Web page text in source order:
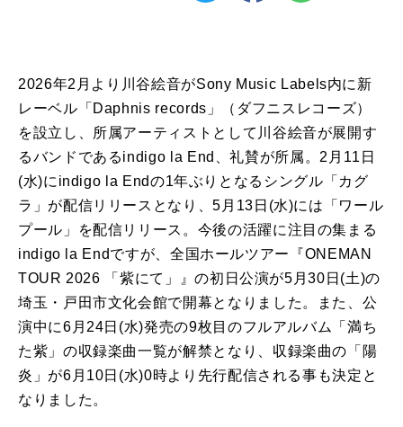
2026年2月より川谷絵音がSony Music Labels内に新
レーベル「Daphnis records」（ダフニスレコーズ）
を設立し、所属アーティストとして川谷絵音が展開す
るバンドであるindigo la End、礼賛が所属。2月11日
(水)にindigo la Endの1年ぶりとなるシングル「カグ
ラ」が配信リリースとなり、5月13日(水)には「ワール
プール」を配信リリース。今後の活躍に注目の集まる
indigo la Endですが、全国ホールツアー『ONEMAN
TOUR 2026 「紫にて」』の初日公演が5月30日(土)の
埼玉・戸田市文化会館で開幕となりました。また、公
演中に6月24日(水)発売の9枚目のフルアルバム「満ち
た紫」の収録楽曲一覧が解禁となり、収録楽曲の「陽
炎」が6月10日(水)0時より先行配信される事も決定と
なりました。